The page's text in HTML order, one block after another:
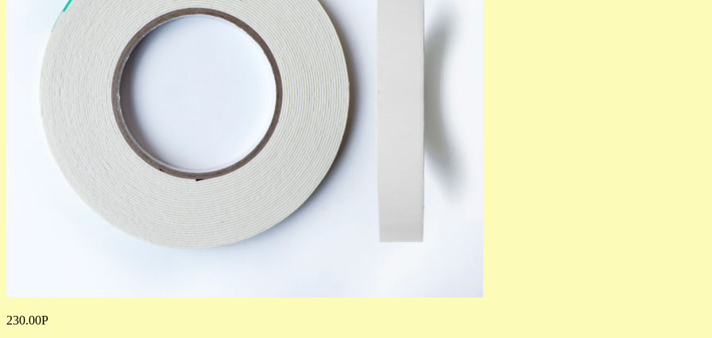
230.00Р